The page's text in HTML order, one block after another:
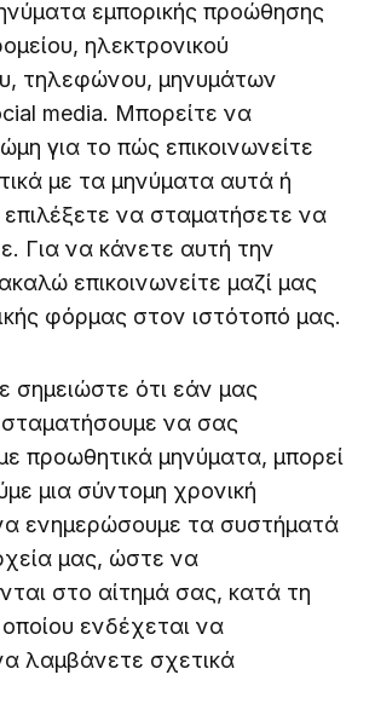
εμπορικής προώθησης
ηλεκτρονικού
τηλεφώνου, μηνυμάτων
media. Μπορείτε να
για το πώς επικοινωνείτε
με τα μηνύματα αυτά ή
να σταματήσετε να
Για να κάνετε αυτή την
επικοινωνείτε μαζί μας
φόρμας στον ιστότοπό μας.
σημειώστε ότι εάν μας
να σας
προωθητικά μηνύματα, μπορεί
μια σύντομη χρονική
ενημερώσουμε τα συστήματά
μας, ώστε να
στο αίτημά σας, κατά τη
οποίου ενδέχεται να
λαμβάνετε σχετικά